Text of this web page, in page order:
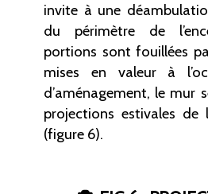
invite à une
du périmètre de
portions sont fouillées
mises en valeur à
d’aménagement, le mur
projections estivales de
(figure 6).